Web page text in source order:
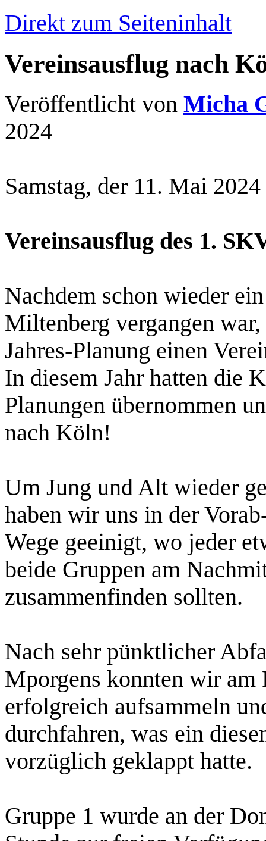
Direkt zum Seiteninhalt
Vereinsausflug nach
Veröffentlicht von Micha
2024
Samstag, der 11. Mai 2024
Vereinsausflug des 1.
Nachdem schon wieder
Miltenberg vergangen
Jahres-Planung einen
In diesem Jahr hatten die
Planungen übernommen
nach Köln!
Um Jung und Alt wieder
haben wir uns in der
Wege geeinigt, wo jeder
beide Gruppen am
zusammenfinden sollten.
Nach sehr pünktlicher
Mporgens konnten wir am
erfolgreich aufsammeln
durchfahren, was ein
vorzüglich geklappt hatte.
Gruppe 1 wurde an der